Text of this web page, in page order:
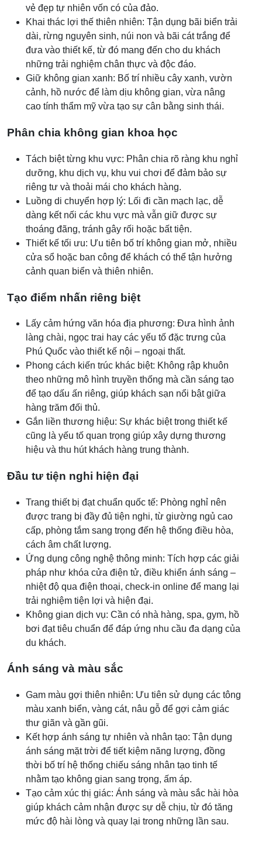
vẻ đẹp tự nhiên vốn có của đảo.
Khai thác lợi thế thiên nhiên: Tận dụng bãi biển trải
dài, rừng nguyên sinh, núi non và bãi cát trắng để
đưa vào thiết kế, từ đó mang đến cho du khách
những trải nghiệm chân thực và độc đáo.
Giữ không gian xanh: Bố trí nhiều cây xanh, vườn
cảnh, hồ nước để làm dịu không gian, vừa nâng
cao tính thẩm mỹ vừa tạo sự cân bằng sinh thái.
Phân chia không gian khoa học
Tách biệt từng khu vực: Phân chia rõ ràng khu nghỉ
dưỡng, khu dịch vụ, khu vui chơi để đảm bảo sự
riêng tư và thoải mái cho khách hàng.
Luồng di chuyển hợp lý: Lối đi cần mạch lạc, dễ
dàng kết nối các khu vực mà vẫn giữ được sự
thoáng đãng, tránh gây rối hoặc bất tiện.
Thiết kế tối ưu: Ưu tiên bố trí không gian mở, nhiều
cửa sổ hoặc ban công để khách có thể tận hưởng
cảnh quan biển và thiên nhiên.
Tạo điểm nhấn riêng biệt
Lấy cảm hứng văn hóa địa phương: Đưa hình ảnh
làng chài, ngọc trai hay các yếu tố đặc trưng của
Phú Quốc vào thiết kế nội – ngoại thất.
Phong cách kiến trúc khác biệt: Không rập khuôn
theo những mô hình truyền thống mà cần sáng tạo
để tạo dấu ấn riêng, giúp khách sạn nổi bật giữa
hàng trăm đối thủ.
Gắn liền thương hiệu: Sự khác biệt trong thiết kế
cũng là yếu tố quan trọng giúp xây dựng thương
hiệu và thu hút khách hàng trung thành.
Đầu tư tiện nghi hiện đại
Trang thiết bị đạt chuẩn quốc tế: Phòng nghỉ nên
được trang bị đầy đủ tiện nghi, từ giường ngủ cao
cấp, phòng tắm sang trọng đến hệ thống điều hòa,
cách âm chất lượng.
Ứng dụng công nghệ thông minh: Tích hợp các giải
pháp như khóa cửa điện tử, điều khiển ánh sáng –
nhiệt độ qua điện thoại, check-in online để mang lại
trải nghiệm tiện lợi và hiện đại.
Không gian dịch vụ: Cần có nhà hàng, spa, gym, hồ
bơi đạt tiêu chuẩn để đáp ứng nhu cầu đa dạng của
du khách.
Ánh sáng và màu sắc
Gam màu gợi thiên nhiên: Ưu tiên sử dụng các tông
màu xanh biển, vàng cát, nâu gỗ để gợi cảm giác
thư giãn và gần gũi.
Kết hợp ánh sáng tự nhiên và nhân tạo: Tận dụng
ánh sáng mặt trời để tiết kiệm năng lượng, đồng
thời bố trí hệ thống chiếu sáng nhân tạo tinh tế
nhằm tạo không gian sang trọng, ấm áp.
Tạo cảm xúc thị giác: Ánh sáng và màu sắc hài hòa
giúp khách cảm nhận được sự dễ chịu, từ đó tăng
mức độ hài lòng và quay lại trong những lần sau.